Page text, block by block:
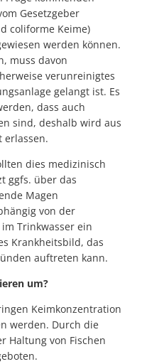
Gesetzgeber
coliforme Keime)
werden können.
muss davon
verunreinigtes
gelangt ist. Es
dass auch
sind, deshalb wird aus
erlassen.
dies medizinisch
ggfs. über das
Magen
von der
Trinkwasser ein
Krankheitsbild, das
auftreten kann.
um?
Keimkonzentration
werden. Durch die
Haltung von Fischen